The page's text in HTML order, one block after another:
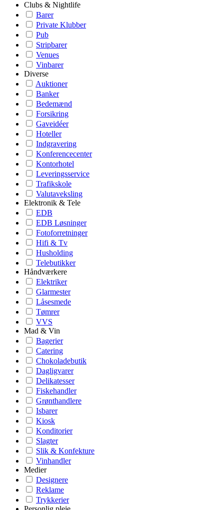
Clubs & Nightlife
Barer
Private Klubber
Pub
Stripbarer
Venues
Vinbarer
Diverse
Auktioner
Banker
Bedemænd
Forsikring
Gaveidéer
Hoteller
Indgravering
Konferencecenter
Kontorhotel
Leveringsservice
Trafikskole
Valutaveksling
Elektronik & Tele
EDB
EDB Løsninger
Fotoforretninger
Hifi & Tv
Husholding
Telebutikker
Håndværkere
Elektriker
Glarmester
Låsesmede
Tømrer
VVS
Mad & Vin
Bagerier
Catering
Chokoladebutik
Dagligvarer
Delikatesser
Fiskehandler
Grønthandlere
Isbarer
Kiosk
Konditorier
Slagter
Slik & Konfekture
Vinhandler
Medier
Designere
Reklame
Trykkerier